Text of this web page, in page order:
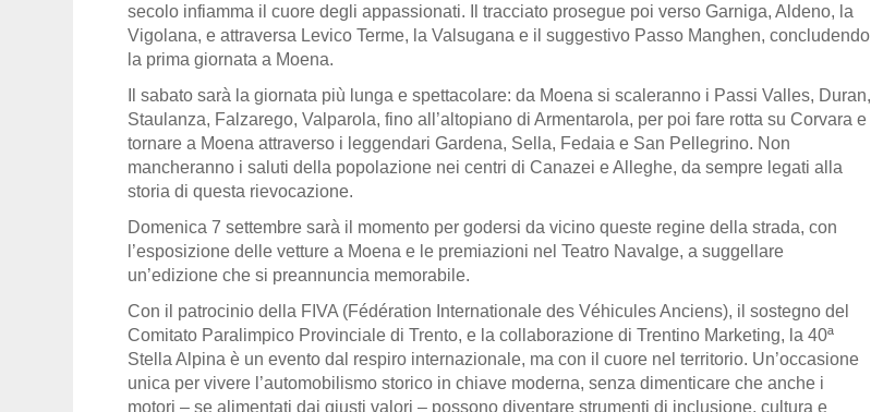
secolo infiamma il cuore degli appassionati. Il tracciato prosegue poi versoGarniga, Aldeno, la
Vigolana, e attraversa Levico Terme, laValsugana e il suggestivo Passo Manghen, concludendo
la prima giornata a Moena.
Ilsabato sarà la giornata più lunga e spettacolare: da Moena si scaleranno i Passi Valles, Duran,
Staulanza, Falzarego, Valparola, fino all’altopiano diArmentarola, per poi fare rotta suCorvara e
tornare a Moena attraverso i leggendariGardena, Sella, Fedaia e San Pellegrino. Non
mancheranno i saluti della popolazione nei centri diCanazei eAlleghe, da sempre legati alla
storia di questa rievocazione.
Domenica 7 settembre sarà il momento per godersi da vicino queste regine della strada, con
l’esposizione delle vetture a Moena e le premiazioni nelTeatro Navalge, a suggellare
un’edizione che si preannuncia memorabile.
Con il patrocinio della FIVA (Fédération Internationale des Véhicules Anciens), il sostegno del
Comitato Paralimpico Provinciale di Trento, e la collaborazione diTrentino Marketing, la 40ª
Stella Alpina è un evento dal respiro internazionale, ma con il cuore nel territorio. Un’occasione
unica per vivere l’automobilismo storico in chiave moderna, senza dimenticare che anche i
motori – se alimentati dai giusti valori – possono diventarestrumenti di inclusione, cultura e